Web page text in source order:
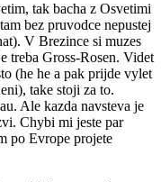
tak bacha z Osvetimi
bez pruvodce nepustej
V Brezince si muzes
treba Gross-Rosen. Videt
(he he a pak prijde vylet
take stoji za to.
Ale kazda navsteva je
Chybi mi jeste par
po Evrope projete